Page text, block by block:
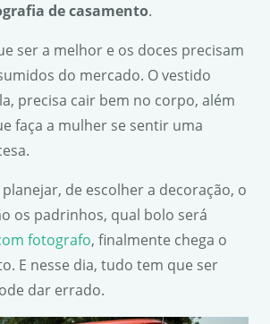
de casamento.
ser a melhor e os doces precisam
do mercado. O vestido
precisa cair bem no corpo, além
faça a mulher se sentir uma
de escolher a decoração, o
os padrinhos, qual bolo será
fotografo, finalmente chega o
E nesse dia, tudo tem que ser
dar errado.